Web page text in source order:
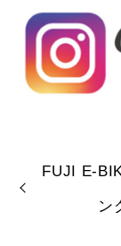
FUJI E-
ン